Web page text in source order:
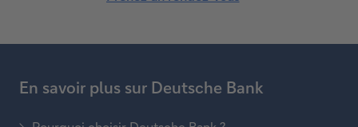
En savoir plus sur Deutsche Bank